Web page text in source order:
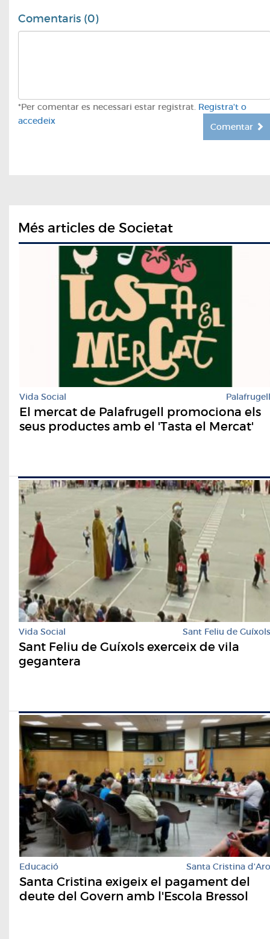
Comentaris (0)
*Per comentar es necessari estar registrat. Registra't o
accedeix
Comentar
Més articles de Societat
Vida Social Palafrugell
El mercat de Palafrugell promociona els
seus productes amb el 'Tasta el Mercat'
Vida Social Sant Feliu de Guíxols
Sant Feliu de Guíxols exerceix de vila
gegantera
Educació Santa Cristina d'Aro
Santa Cristina exigeix el pagament del
deute del Govern amb l'Escola Bressol